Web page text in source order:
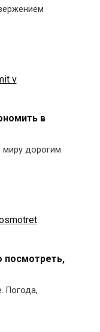
в
миру дорогим
посмотреть,
Погода,